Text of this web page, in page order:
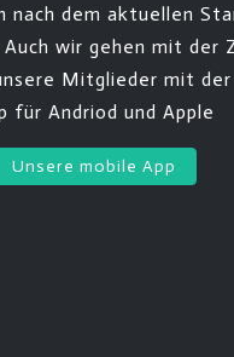
nach dem aktuellen
wir gehen mit der
Mitglieder mit der
für Andriod und Apple
Unsere mobile App